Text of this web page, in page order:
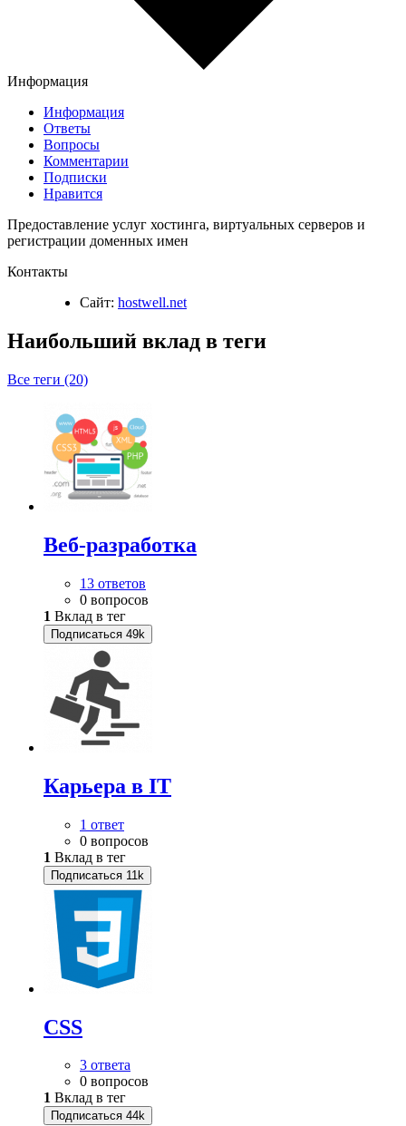
Информация
Информация
Ответы
Вопросы
Комментарии
Подписки
Нравится
Предоставление услуг хостинга, виртуальных серверов и
регистрации доменных имен
Контакты
Сайт: hostwell.net
Наибольший вклад в теги
Все теги (20)
Веб-разработка
13 ответов
0 вопросов
1 Вклад в тег
Подписаться 49k
Карьера в IT
1 ответ
0 вопросов
1 Вклад в тег
Подписаться 11k
CSS
3 ответа
0 вопросов
1 Вклад в тег
Подписаться 44k